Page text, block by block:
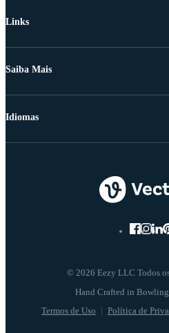
Links
Saiba Mais
© 2026 Eezy LLC Todos
Termos de Uso Política de
Idiomas